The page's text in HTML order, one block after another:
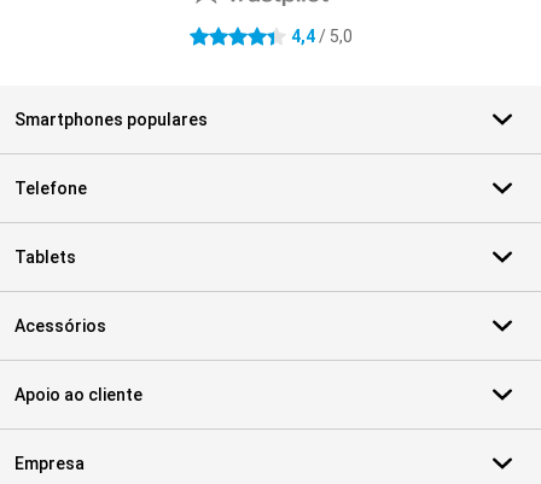
4.4 estrelas 4,4/ 5,0
Smartphones populares
Telefone
Tablets
Acessórios
Apoio ao cliente
Empresa